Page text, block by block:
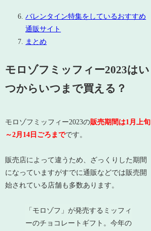
バレンタイン特集をしているおすすめ
通販サイト
まとめ
モロゾフミッフィー2023はい
つからいつまで買える？
モロゾフミッフィー2023の販売期間は1月上旬
～2月14日ごろまでです。
販売店によって違うため、ざっくりした期間
になっていますがすでに通販などでは販売開
始されている店舗も多数あります。
「モロゾフ」が発売するミッフィ
ーのチョコレートギフト。今年の